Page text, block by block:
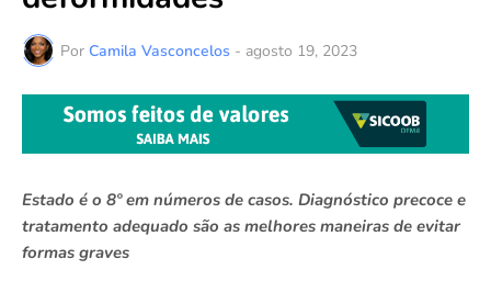
Por Camila Vasconcelos - agosto 19, 2023
Estado é o 8º em números de casos. Diagnóstico precoce e
tratamento adequado são as melhores maneiras de evitar
formas graves